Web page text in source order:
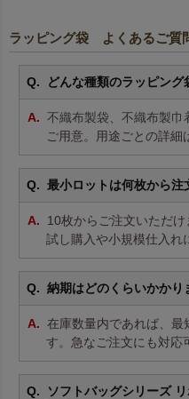
ラッピング袋 よくあるご質
どんな種類のラッピング
不織布製袋 不織布製巾
ご用意。用途ごとの詳細
最小ロットは何枚から注
10枚からご注文いただけ
試し購入や小規模仕入れ
納期はどのくらいかかり
在庫数量内であれば、最
す。急なご注文にも対応
ソフトバッグシリーズ